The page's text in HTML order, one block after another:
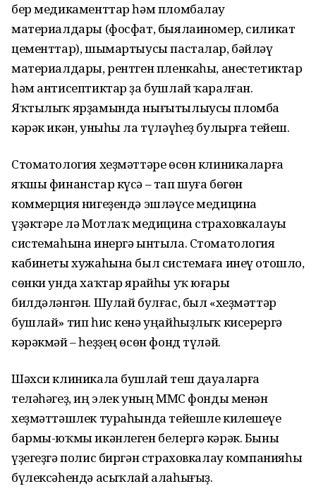
бер медикаменттар һәм пломбалау
материалдары (фосфат, быялаиномер, силикат
цементтар), шымартыусы пасталар, бәйләү
материалдары, рентген пленкаһы, анестетиктар
һәм антисептиктар ҙа бушлай ҡаралған.
Яҡтылыҡ ярҙамында нығытылыусы пломба
кәрәк икән, уныһы ла түләүһеҙ булырға тейеш.
Стоматология хеҙмәттәре өсөн клиникаларға
яҡшы финанстар күсә – тап шуға бөгөн
коммерция нигеҙендә эшләүсе медицина
үҙәктәре лә Мотлаҡ медицина страховкалауы
системаһына инергә ынтыла. Стоматология
кабинеты хужаһына был системаға инеү отошло,
сөнки унда хаҡтар ярайһы уҡ юғары
билдәләнгән. Шулай булғас, был «хеҙмәттәр
бушлай» тип һис кенә уңайһыҙлыҡ кисерергә
кәрәкмәй – һеҙҙең өсөн фонд түләй.
Шәхси клиникала бушлай теш дауаларға
теләһәгеҙ, иң элек уның ММС фонды менән
хеҙмәттәшлек тураһында тейешле килешеүе
бармы-юҡмы икәнлеген белергә кәрәк. Быны
үҙегеҙгә полис биргән страховкалау компанияһы
бүлексәһендә асыҡлай алаһығыҙ.